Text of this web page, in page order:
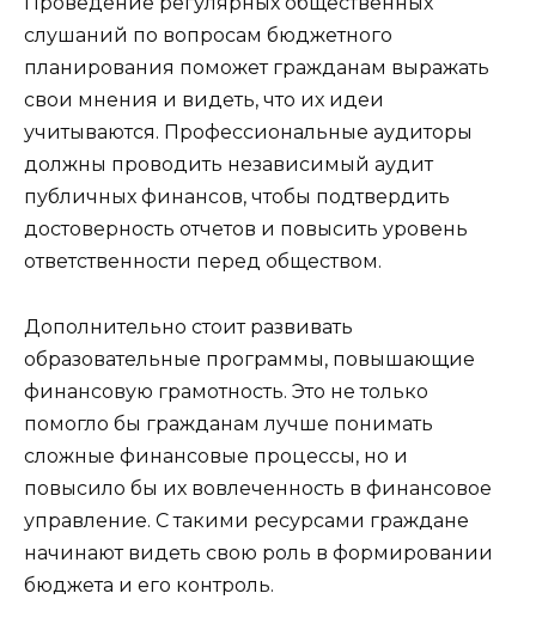
слушаний по вопросам бюджетного
планирования поможет гражданам выражать
свои мнения и видеть, что их идеи
учитываются. Профессиональные аудиторы
должны проводить независимый аудит
публичных финансов, чтобы подтвердить
достоверность отчетов и повысить уровень
ответственности перед обществом.
Дополнительно стоит развивать
образовательные программы, повышающие
финансовую грамотность. Это не только
помогло бы гражданам лучше понимать
сложные финансовые процессы, но и
повысило бы их вовлеченность в финансовое
управление. С такими ресурсами граждане
начинают видеть свою роль в формировании
бюджета и его контроль.